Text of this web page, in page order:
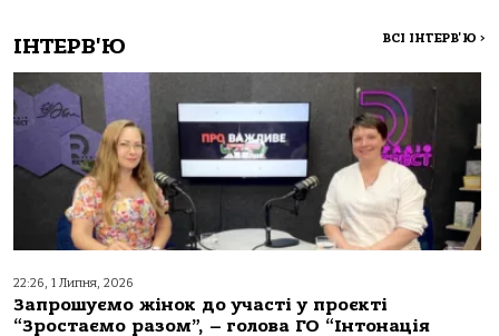
ІНТЕРВ'Ю ВСІ ІНТЕРВ'Ю >
22:26, 1 Липня, 2026
Запрошуємо жінок до участі у проєкті
“Зростаємо разом”, – голова ГО “Інтонація